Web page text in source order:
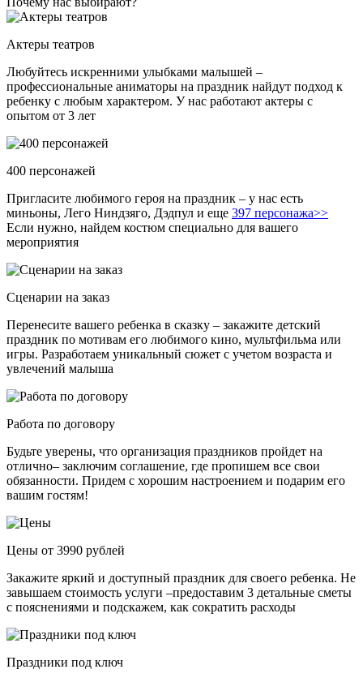
Актеры театров
Любуйтесь искренними улыбками малышей –
профессиональные аниматоры на праздник найдут подход к
ребенку с любым характером. У нас работают актеры с
опытом от 3 лет
400 персонажей
Пригласите любимого героя на праздник – у нас есть
миньоны, Лего Ниндзяго, Дэдпул и еще 397 персонажа>>
Если нужно, найдем костюм специально для вашего
мероприятия
Сценарии на заказ
Перенесите вашего ребенка в сказку – закажите детский
праздник по мотивам его любимого кино, мультфильма или
игры. Разработаем уникальный сюжет с учетом возраста и
увлечений малыша
Работа по договору
Будьте уверены, что организация праздников пройдет на
отлично– заключим соглашение, где пропишем все свои
обязанности. Придем с хорошим настроением и подарим его
вашим гостям!
Цены от 3990 рублей
Закажите яркий и доступный праздник для своего ребенка. Не
завышаем стоимость услуги –предоставим 3 детальные сметы
с пояснениями и подскажем, как сократить расходы
Праздники под ключ